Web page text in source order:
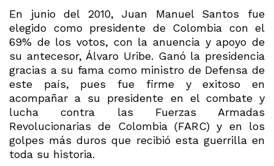
En junio del 2010, Juan Manuel Santos fue
elegido como presidente de Colombia con el
69% de los votos, con la anuencia y apoyo de
su antecesor, Álvaro Uribe. Ganó la presidencia
gracias a su fama como ministro de Defensa de
este país, pues fue firme y exitoso en
acompañar a su presidente en el combate y
lucha contra las Fuerzas Armadas
Revolucionarias de Colombia (FARC) y en los
golpes más duros que recibió esta guerrilla en
toda su historia.